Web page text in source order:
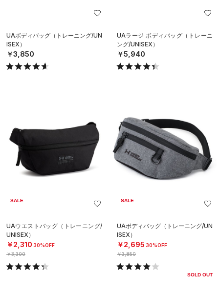
UAボディバッグ（トレーニング/UN
ISEX）
￥3,850
UAラージ ボディバッグ（トレーニ
ング/UNISEX）
￥5,940
SALE
UAウエストバッグ（トレーニング/
UNISEX）
￥2,310 30%OFF
￥3,300
SALE
UAボディバッグ（トレーニング/UN
ISEX）
￥2,695 30%OFF
￥3,850
SOLD OUT